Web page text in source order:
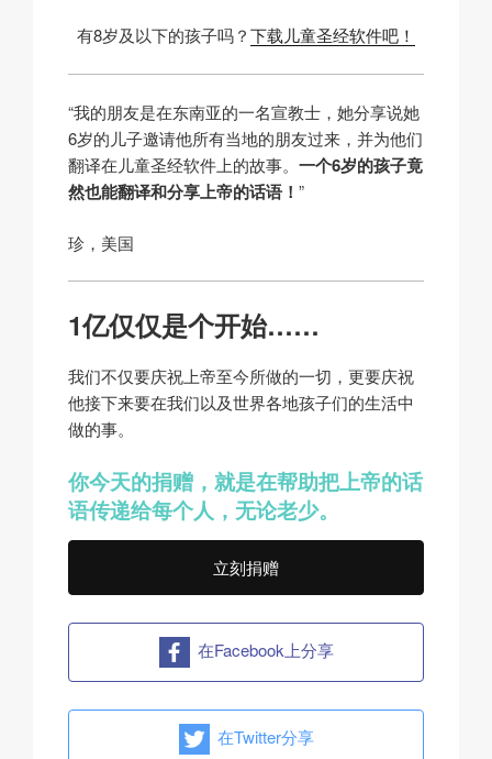
有8岁及以下的孩子吗？下载儿童圣经软件吧！
“我的朋友是在东南亚的一名宣教士，她分享说她
6岁的儿子邀请他所有当地的朋友过来，并为他们
翻译在儿童圣经软件上的故事。 一个6岁的孩子竟
然也能翻译和分享上帝的话语！ ”
珍，美国
1亿仅仅是个开始……
我们不仅要庆祝上帝至今所做的一切，更要庆祝
他接下来要在我们以及世界各地孩子们的生活中
做的事。
你今天的捐赠，就是在帮助把上帝的话
语传递给每个人，无论老少。
立刻捐赠
在Facebook上分享
在Twitter分享